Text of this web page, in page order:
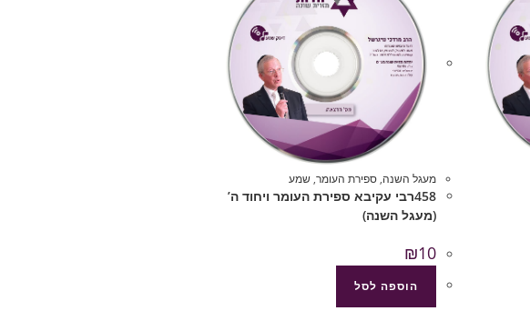
מעגל השנה, ספירת העומר, שמע
458רבי עקיבא ספירת העומר ויחוד ה’
(מעגל השנה)
₪10
הוספה לסל